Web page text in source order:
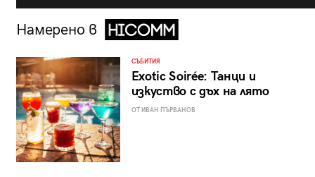
Намерено в
СЪБИТИЯ
Exotic Soirée: Танци и
изкуство с дъх на лято
ОТ ИВАН ПЪРВАНОВ